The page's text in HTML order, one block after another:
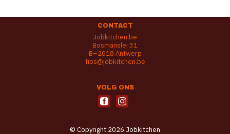
CONTACT
Jobkitchen.be
Bosmanslei 31
B–2018 Antwerp
tips@jobkitchen.be
VOLG ONS
© Copyright 2026 Jobkitchen